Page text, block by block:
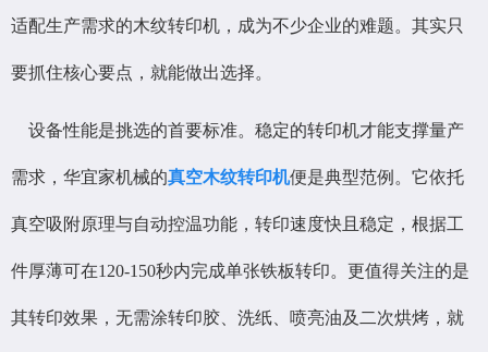
适配生产需求的木纹转印机，成为不少企业的难题。其实只
要抓住核心要点，就能做出选择。
设备性能是挑选的首要标准。稳定的转印机才能支撑量产
需求，华宜家机械的真空木纹转印机便是典型范例。它依托
真空吸附原理与自动控温功能，转印速度快且稳定，根据工
件厚薄可在120-150秒内完成单张铁板转印。更值得关注的是
其转印效果，无需涂转印胶、洗纸、喷亮油及二次烘烤，就